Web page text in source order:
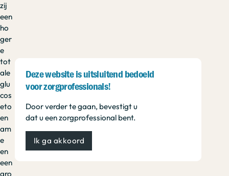
zij
een
ho
ger
e
tot
ale
glu
cos
eto
en
am
e
en
een
gro
Deze website is uitsluitend bedoeld
voor zorgprofessionals!
Door verder te gaan, bevestigt u
dat u een zorgprofessional bent.
Ik ga akkoord